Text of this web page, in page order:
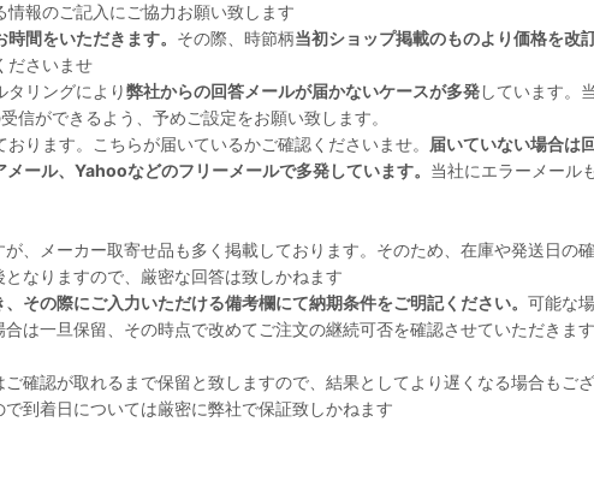
報のご記入にご協力お願い致します
間をいただきます。 その際、時節柄当初ショップ掲載のものより価格を改
ださいませ
タリングにより弊社からの回答メールが届かないケースが多発しています。
信ができるよう、予めご設定をお願い致します。
ります。こちらが届いているかご確認くださいませ。
届いていない場合は
ール、Yahooなどのフリーメールで多発しています。 当社にエラーメール
、メーカー取寄せ品も多く掲載しております。そのため、在庫や発送日の
なりますので、厳密な回答は致しかねます
その際にご入力いただける備考欄にて納期条件をご明記ください。 可能な
は一旦保留、その時点で改めてご注文の継続可否を確認させていただきま
確認が取れるまで保留と致しますので、結果としてより遅くなる場合もご
到着日については厳密に弊社で保証致しかねます